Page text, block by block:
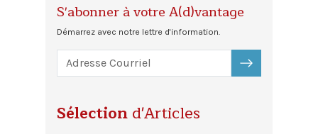
S'abonner à votre A(d)vantage
Démarrez avec notre lettre d'information.
S'ABONNER
Sélection d'Articles